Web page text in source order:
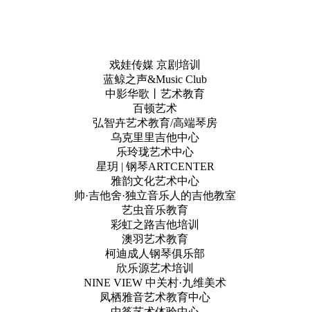
戏娃传媒 京剧培训
蓝鲸之声&Music Club
中影华歌丨艺术教育
百顿艺术
弘智卉艺术教育/高端琴房
乌克里里吉他中心
乐玲珑艺术中心
星玥 | 钢琴ARTCENTER
雅韵文化艺术中心
帅·吉他舍·独立音乐人的吉他教室
艺虫音乐教育
彩虹之路吉他培训
澳羽艺术教育
柯迪成人钢琴俱乐部
欣乐源艺术培训
NINE VIEW 中关村·九维美术
凤栖雅音艺术教育中心